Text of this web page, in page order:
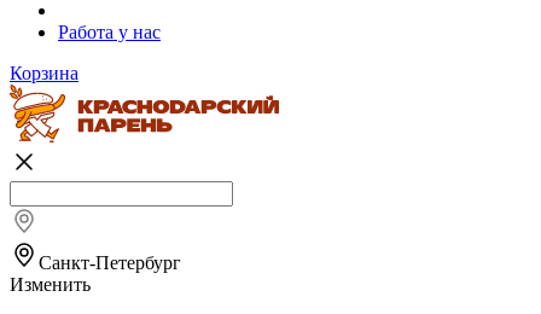
Работа у нас
Корзина
Санкт-Петербург
Изменить